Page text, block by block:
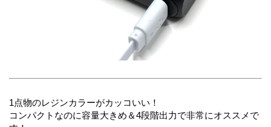
1点物のレジンカラーがカッコいい！
コンパクトなのに容量大きめ＆4段階出力で非常にオススメで